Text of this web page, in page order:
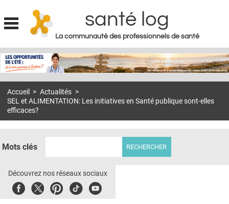
Jump to navigation
santé log
La communauté des professionnels de santé
MON COMPTE
S'ABONNER À LA REVUE SOIN À DOMICILE
E-REVUE SAD
THÉMA
Accueil > Actualités >
SEL et ALIMENTATION: Les initiatives en Santé publique sont-elles
efficaces?
Mots clés
Découvrez nos réseaux sociaux
FacebookTwitterPinterest
TiktokYoubute